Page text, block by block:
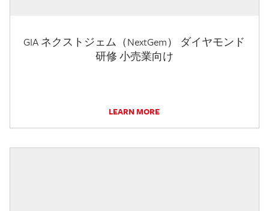
GIA ネクストジェム（NextGem） ダイヤモンド
研修 小売業向け
LEARN MORE